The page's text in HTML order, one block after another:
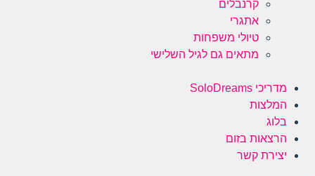
קרנבלים
אתגרי
טיולי משפחות
מתאים גם לגיל השלישי
מדריכי SoloDreams
המלצות
בלוג
הרצאות בזום
יצירת קשר